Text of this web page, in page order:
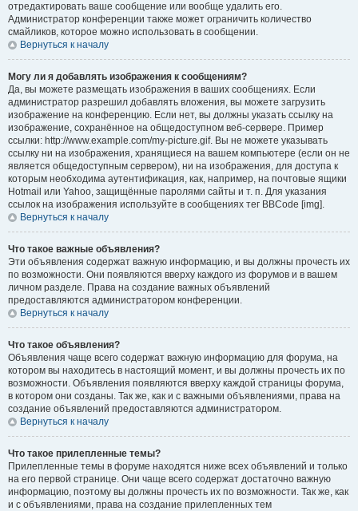
отредактировать ваше сообщение или вообще удалить его.
Администратор конференции также может ограничить количество
смайликов, которое можно использовать в сообщении.
Вернуться к началу
Могу ли я добавлять изображения к сообщениям?
Да, вы можете размещать изображения в ваших сообщениях. Если
администратор разрешил добавлять вложения, вы можете загрузить
изображение на конференцию. Если нет, вы должны указать ссылку на
изображение, сохранённое на общедоступном веб-сервере. Пример
ссылки: http://www.example.com/my-picture.gif. Вы не можете указывать
ссылку ни на изображения, хранящиеся на вашем компьютере (если он не
является общедоступным сервером), ни на изображения, для доступа к
которым необходима аутентификация, как, например, на почтовые ящики
Hotmail или Yahoo, защищённые паролями сайты и т. п. Для указания
ссылок на изображения используйте в сообщениях тег BBCode [img].
Вернуться к началу
Что такое важные объявления?
Эти объявления содержат важную информацию, и вы должны прочесть их
по возможности. Они появляются вверху каждого из форумов и в вашем
личном разделе. Права на создание важных объявлений
предоставляются администратором конференции.
Вернуться к началу
Что такое объявления?
Объявления чаще всего содержат важную информацию для форума, на
котором вы находитесь в настоящий момент, и вы должны прочесть их по
возможности. Объявления появляются вверху каждой страницы форума,
в котором они созданы. Так же, как и с важными объявлениями, права на
создание объявлений предоставляются администратором.
Вернуться к началу
Что такое прилепленные темы?
Прилепленные темы в форуме находятся ниже всех объявлений и только
на его первой странице. Они чаще всего содержат достаточно важную
информацию, поэтому вы должны прочесть их по возможности. Так же, как
и с объявлениями, права на создание прилепленных тем